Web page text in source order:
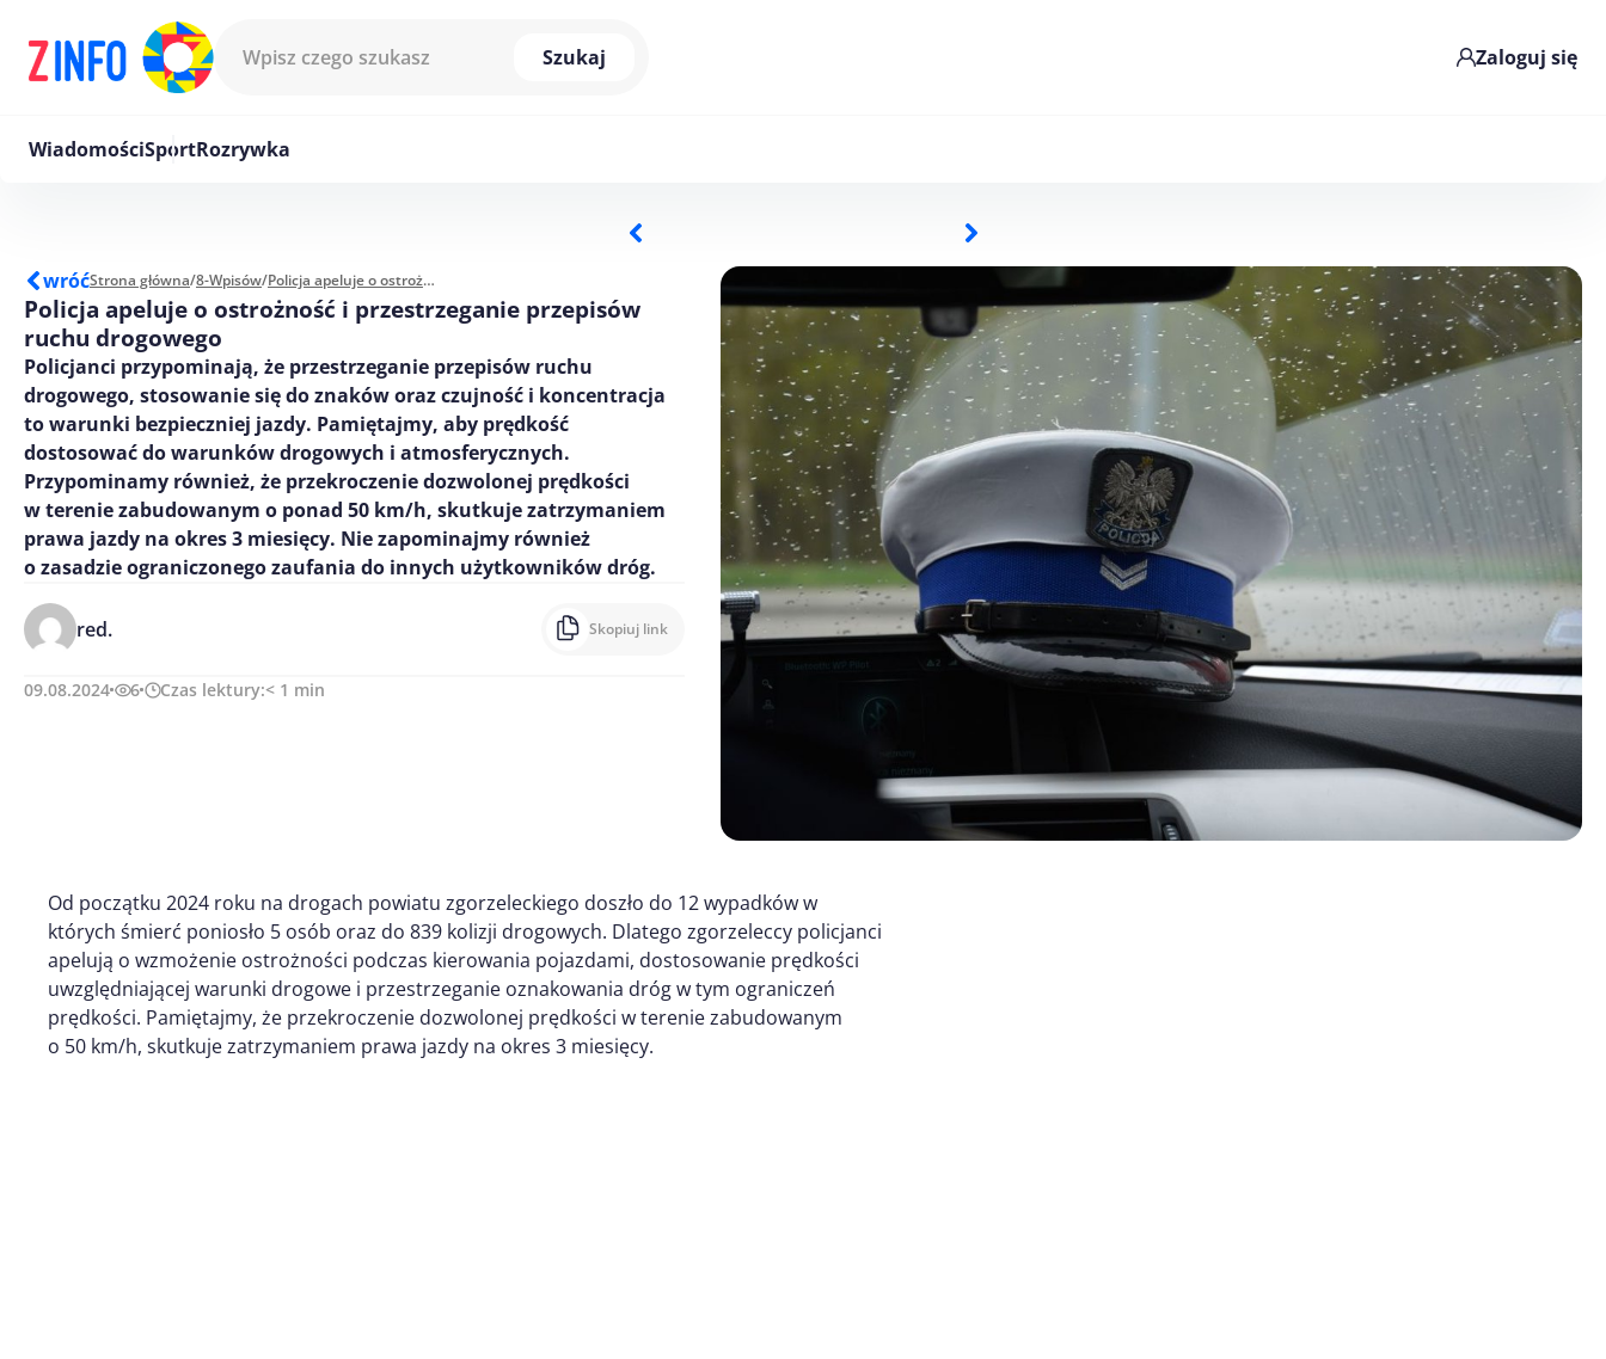
Szukaj
Zaloguj się
WiadomościSportRozrywka
wróćStrona główna/8-Wpisów/ Policja apeluje o ostrożność i przestrzeganie przepisów ruchu drogowego
Policja apeluje o ostrożność i przestrzeganie przepisów
ruchu drogowego
Policjanci przypominają, że przestrzeganie przepisów ruchu
drogowego, stosowanie się do znaków oraz czujność i koncentracja
to warunki bezpieczniej jazdy. Pamiętajmy, aby prędkość
dostosować do warunków drogowych i atmosferycznych.
Przypominamy również, że przekroczenie dozwolonej prędkości
w terenie zabudowanym o ponad 50 km/h, skutkuje zatrzymaniem
prawa jazdy na okres 3 miesięcy. Nie zapominajmy również
o zasadzie ograniczonego zaufania do innych użytkowników dróg.
red. Skopiuj link
09.08.2024 6 Czas lektury:< 1 min
Od początku 2024 roku na drogach powiatu zgorzeleckiego doszło do 12 wypadków w
których śmierć poniosło 5 osób oraz do 839 kolizji drogowych. Dlatego zgorzeleccy policjanci
apelują o wzmożenie ostrożności podczas kierowania pojazdami, dostosowanie prędkości
uwzględniającej warunki drogowe i przestrzeganie oznakowania dróg w tym ograniczeń
prędkości. Pamiętajmy, że przekroczenie dozwolonej prędkości w terenie zabudowanym
o 50 km/h, skutkuje zatrzymaniem prawa jazdy na okres 3 miesięcy.